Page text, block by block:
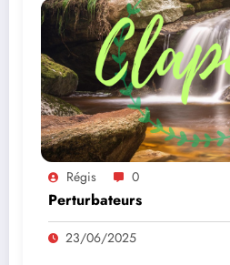
Régis 0
Perturbateurs
23/06/2025